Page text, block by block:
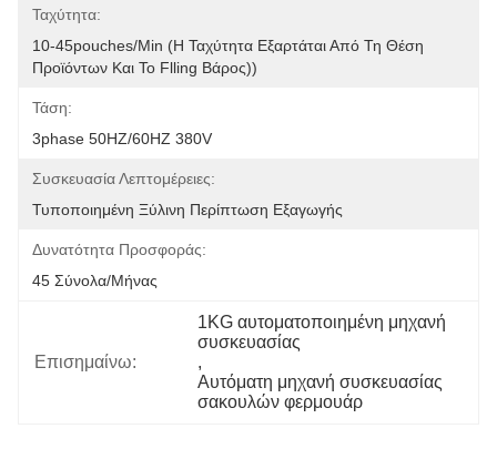
Ταχύτητα:
10-45pouches/min (η Ταχύτητα Εξαρτάται Από Τη Θέση
Προϊόντων Και Το Flling Βάρος))
Τάση:
3phase 50HZ/60HZ 380V
Συσκευασία Λεπτομέρειες:
Τυποποιημένη Ξύλινη Περίπτωση Εξαγωγής
Δυνατότητα Προσφοράς:
45 Σύνολα/μήνας
Επισημαίνω:
1KG αυτοματοποιημένη μηχανή
συσκευασίας
,
Αυτόματη μηχανή συσκευασίας
σακουλών φερμουάρ